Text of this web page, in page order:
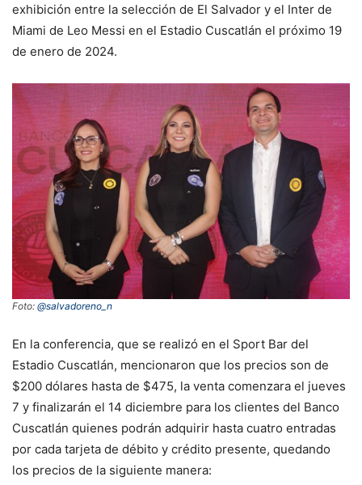
exhibición entre la selección de El Salvador y el Inter de
Miami de Leo Messi en el Estadio Cuscatlán el próximo 19
de enero de 2024.
Foto: @salvadoreno_n
En la conferencia, que se realizó en el Sport Bar del
Estadio Cuscatlán, mencionaron que los precios son de
$200 dólares hasta de $475, la venta comenzara el jueves
7 y finalizarán el 14 diciembre para los clientes del Banco
Cuscatlán quienes podrán adquirir hasta cuatro entradas
por cada tarjeta de débito y crédito presente, quedando
los precios de la siguiente manera: